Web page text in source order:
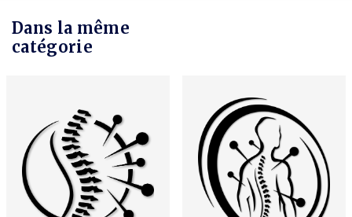
Dans la même
catégorie